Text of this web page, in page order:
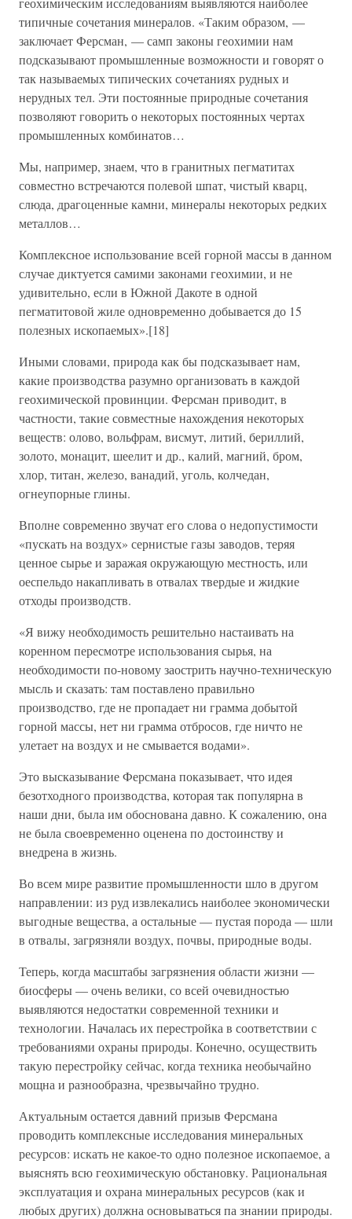
типичные сочетания минералов. «Таким образом, —
заключает Ферсман, — самп законы геохимии нам
подсказывают промышленные возможности и говорят о
так называемых типических сочетаниях рудных и
нерудных тел. Эти постоянные природные сочетания
позволяют говорить о некоторых постоянных чертах
промышленных комбинатов…
Мы, например, знаем, что в гранитных пегматитах
совместно встречаются полевой шпат, чистый кварц,
слюда, драгоценные камни, минералы некоторых редких
металлов…
Комплексное использование всей горной массы в данном
случае диктуется самими законами геохимии, и не
удивительно, если в Южной Дакоте в одной
пегматитовой жиле одновременно добывается до 15
полезных ископаемых».[18]
Иными словами, природа как бы подсказывает нам,
какие производства разумно организовать в каждой
геохимической провинции. Ферсман приводит, в
частности, такие совместные нахождения некоторых
веществ: олово, вольфрам, висмут, литий, бериллий,
золото, монацит, шеелит и др., калий, магний, бром,
хлор, титан, железо, ванадий, уголь, колчедан,
огнеупорные глины.
Вполне современно звучат его слова о недопустимости
«пускать на воздух» сернистые газы заводов, теряя
ценное сырье и заражая окружающую местность, или
оеспельдо накапливать в отвалах твердые и жидкие
отходы производств.
«Я вижу необходимость решительно настаивать на
коренном пересмотре использования сырья, на
необходимости по-новому заострить научно-техническую
мысль и сказать: там поставлено правильно
производство, где не пропадает ни грамма добытой
горной массы, нет ни грамма отбросов, где ничто не
улетает на воздух и не смывается водами».
Это высказывание Ферсмана показывает, что идея
безотходного производства, которая так популярна в
наши дни, была им обоснована давно. К сожалению, она
не была своевременно оценена по достоинству и
внедрена в жизнь.
Во всем мире развитие промышленности шло в другом
направлении: из руд извлекались наиболее экономически
выгодные вещества, а остальные — пустая порода — шли
в отвалы, загрязняли воздух, почвы, природные воды.
Теперь, когда масштабы загрязнения области жизни —
биосферы — очень велики, со всей очевидностью
выявляются недостатки современной техники и
технологии. Началась их перестройка в соответствии с
требованиями охраны природы. Конечно, осуществить
такую перестройку сейчас, когда техника необычайно
мощна и разнообразна, чрезвычайно трудно.
Актуальным остается давний призыв Ферсмана
проводить комплексные исследования минеральных
ресурсов: искать не какое-то одно полезное ископаемое, а
выяснять всю геохимическую обстановку. Рациональная
эксплуатация и охрана минеральных ресурсов (как и
любых других) должна основываться па знании природы.